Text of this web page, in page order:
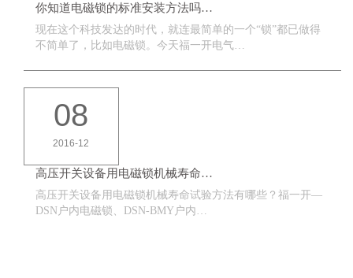
你知道电磁锁的标准安装方法吗…
现在这个科技发达的时代，就连最简单的一个“锁”都已做得
不简单了，比如电磁锁。今天福一开电气…
08
2016-12
高压开关设备用电磁锁机械寿命…
高压开关设备用电磁锁机械寿命试验方法有哪些？福一开—
DSN户内电磁锁、DSN-BMY户内…